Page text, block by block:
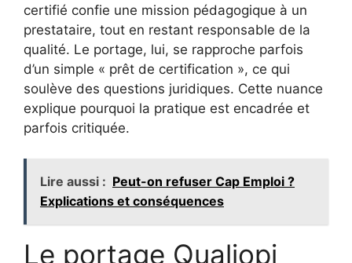
certifié confie une mission pédagogique à un
prestataire, tout en restant responsable de la
qualité. Le portage, lui, se rapproche parfois
d’un simple « prêt de certification », ce qui
soulève des questions juridiques. Cette nuance
explique pourquoi la pratique est encadrée et
parfois critiquée.
Lire aussi : Peut-on refuser Cap Emploi ?
Explications et conséquences
Le portage Qualiopi